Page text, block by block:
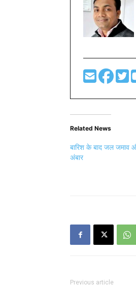
Related News
बारिश के बाद जल जमाव
अंबार
Previous article